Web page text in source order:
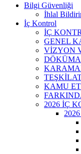
Bilgi Güvenliği
İhlal
İç Kontrol
İÇ
GENEL
VİZYON
KAMU
2026 İÇ